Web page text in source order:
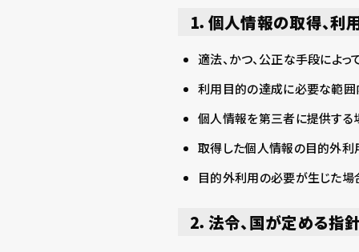
1．個人情報の取得、利
適法、かつ、公正な手段によ
利用目的の達成に必要な範囲
個人情報を第三者に提供する
取得した個人情報の目的外利
目的外利用の必要が生じた場
2．法令、国が定める指